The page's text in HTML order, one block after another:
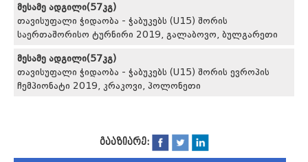
მესამე ადგილი(57კგ)
თავისუფალი ჭიდაობა - ჭაბუკებს (U15) შორის
საერთაშორისო ტურნირი 2019, გალაბოვო, ბულგარეთი
მესამე ადგილი(57კგ)
თავისუფალი ჭიდაობა - ჭაბუკებს (U15) შორის ევროპის
ჩემპიონატი 2019, კრაკოვი, პოლონეთი
გააზიარე: